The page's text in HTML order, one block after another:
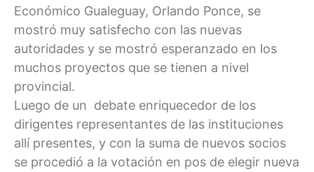
Económico Gualeguay, Orlando Ponce, se
mostró muy satisfecho con las nuevas
autoridades y se mostró esperanzado en los
muchos proyectos que se tienen a nivel
provincial.
Luego de un debate enriquecedor de los
dirigentes representantes de las instituciones
allí presentes, y con la suma de nuevos socios
se procedió a la votación en pos de elegir nueva